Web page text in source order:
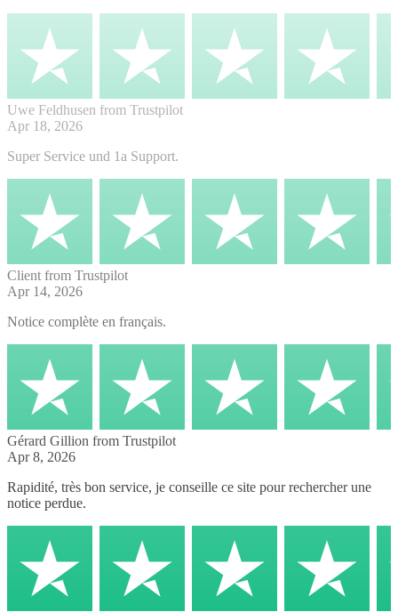
Uwe Feldhusen from Trustpilot
Apr 18, 2026
Super Service und 1a Support.
Client from Trustpilot
Apr 14, 2026
Notice complète en français.
Gérard Gillion from Trustpilot
Apr 8, 2026
Rapidité, très bon service, je conseille ce site pour rechercher une
notice perdue.